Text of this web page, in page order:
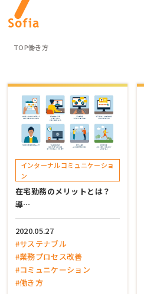
する
TOP働き方
インターナルコミュニケーショ
ン
在宅勤務のメリットとは？
導…
2020.05.27
#サステナブル
#業務プロセス改善
#コミュニケーション
#働き方